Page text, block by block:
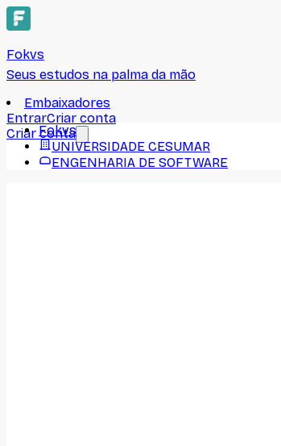
Fokvs
Seus estudos na palma da mão
Embaixadores
EntrarCriar conta
Criar conta
Fokvs
UNIVERSIDADE CESUMAR
ENGENHARIA DE SOFTWARE